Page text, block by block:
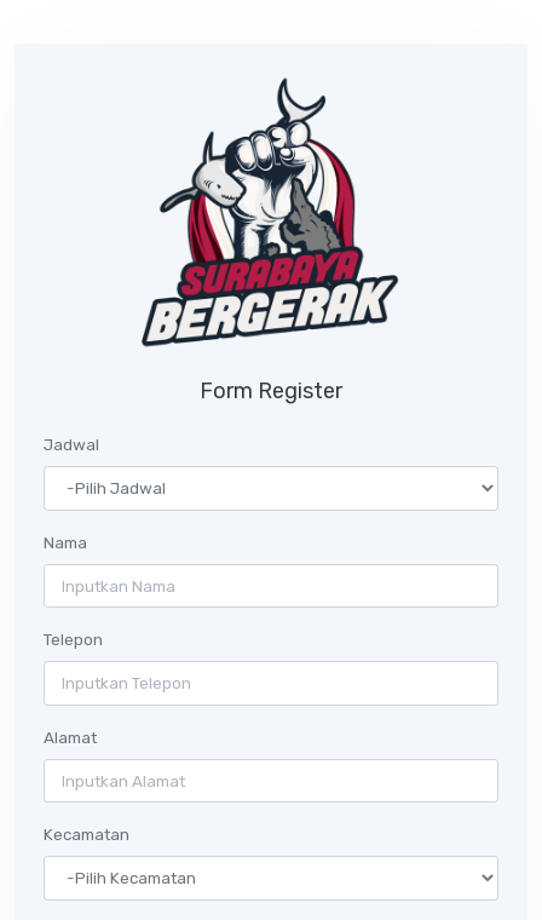
Form Register
Jadwal
Nama
Telepon
Alamat
Kecamatan